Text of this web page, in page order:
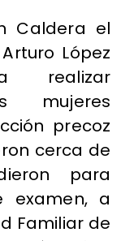
Caldera el
López
realizar
mujeres
precoz
cerca de
para
examen, a
Familiar de